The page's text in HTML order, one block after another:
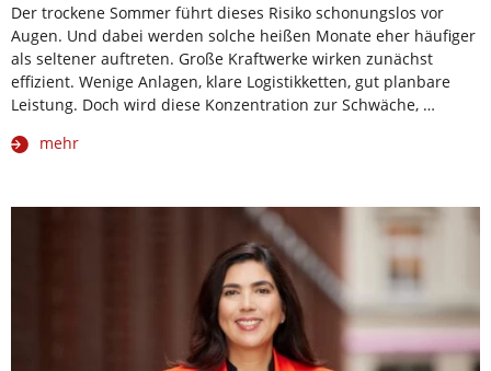
Der trockene Sommer führt dieses Risiko schonungslos vor
Augen. Und dabei werden solche heißen Monate eher häufiger
als seltener auftreten. Große Kraftwerke wirken zunächst
effizient. Wenige Anlagen, klare Logistikketten, gut planbare
Leistung. Doch wird diese Konzentration zur Schwäche, …
mehr